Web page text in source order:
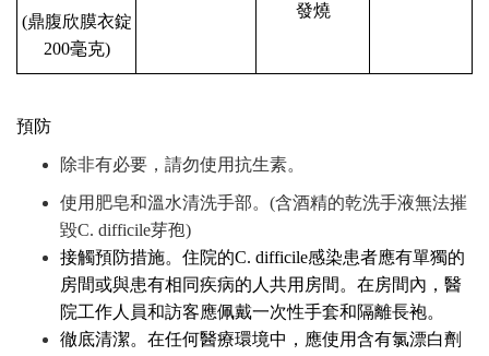
(鼎腹欣膜衣錠
200毫克)
發燒
預防
除非有必要，請勿使用抗生素。
使用肥皂和溫水清洗手部。(含酒精的乾洗手液無法摧
毀C. difficile芽孢)
接觸預防措施。住院的C. difficile感染患者應有單獨的
房間或與患有相同疾病的人共用房間。在房間內，醫
院工作人員和訪客應佩戴一次性手套和隔離長袍。
徹底清潔。在任何醫療環境中，應使用含有氯漂白劑